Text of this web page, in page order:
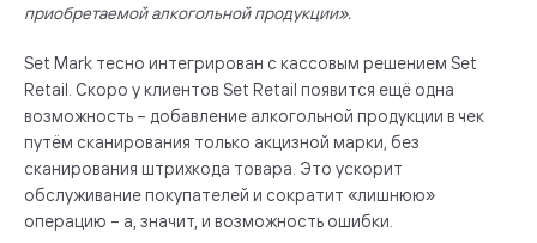
приобретаемой алкогольной продукции».
Set Mark тесно интегрирован с кассовым решением Set
Retail. Скоро у клиентов Set Retail появится ещё одна
возможность – добавление алкогольной продукции в чек
путём сканирования только акцизной марки, без
сканирования штрихкода товара. Это ускорит
обслуживание покупателей и сократит «лишнюю»
операцию – а, значит, и возможность ошибки.